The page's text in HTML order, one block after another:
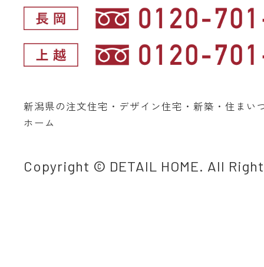
新潟県の注文住宅・デザイン住宅・新築・住まい
ホーム
Copyright © DETAIL HOME. All